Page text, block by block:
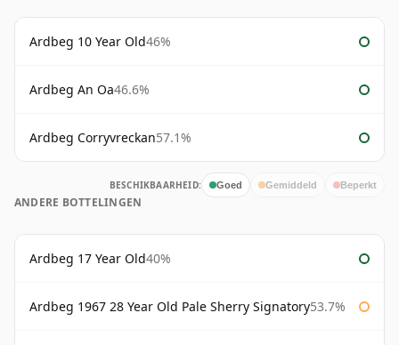
Ardbeg 10 Year Old46%
Ardbeg An Oa46.6%
Ardbeg Corryvreckan57.1%
BESCHIKBAARHEID: Goed Gemiddeld Beperkt
ANDERE BOTTELINGEN
Ardbeg 17 Year Old40%
Ardbeg 1967 28 Year Old Pale Sherry Signatory53.7%